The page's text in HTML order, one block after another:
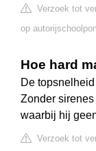
Verzoek tot
op
Hoe hard
De
Zonder
waarbij hij
Verzoek tot